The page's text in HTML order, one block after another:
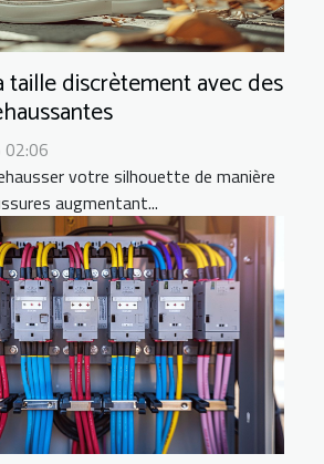
taille discrètement avec des
votre silhouette de manière
augmentant...